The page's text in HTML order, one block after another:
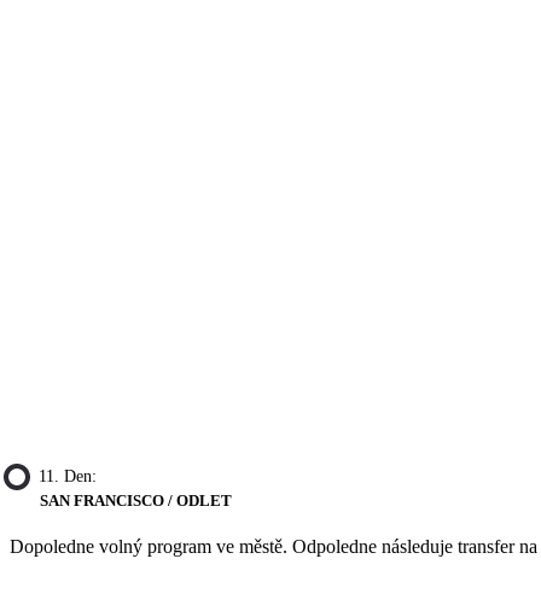
11. Den:
SAN FRANCISCO / ODLET
Dopoledne volný program ve městě. Odpoledne následuje transfer